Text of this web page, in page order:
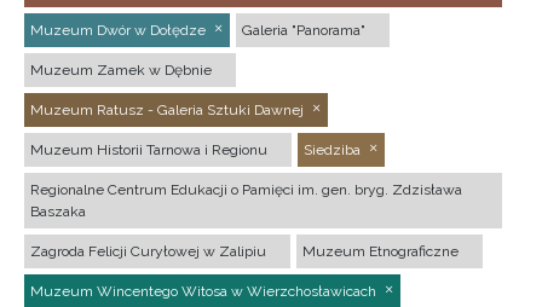
Muzeum Dwór w Dołędze Galeria "Panorama"
Muzeum Zamek w Dębnie
Muzeum Ratusz - Galeria Sztuki Dawnej
Muzeum Historii Tarnowa i Regionu Siedziba
Regionalne Centrum Edukacji o Pamięci im. gen. bryg. Zdzisława
Baszaka
Zagroda Felicji Curyłowej w Zalipiu Muzeum Etnograficzne
Muzeum Wincentego Witosa w Wierzchosławicach